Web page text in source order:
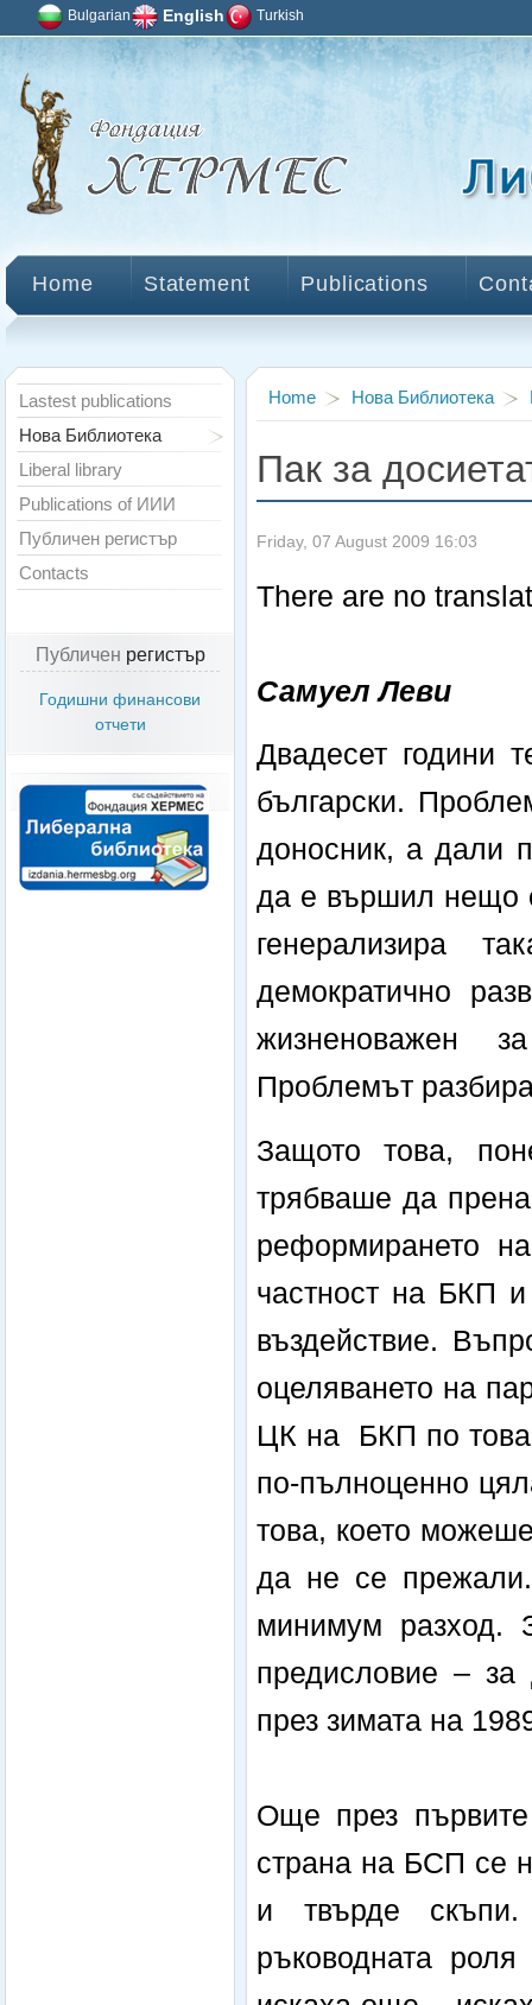
Bulgarian English Turkish
Home Statement Publications
Home Нова Библиотека
Пак за
Friday, 07 August 2009 16:03
There are no
Самуел Леви
Двадесет години
български.
доносник, а дали
да е вършил нещо
генерализира
демократично
жизненоважен
Проблемът
Защото това,
трябваше да
реформирането
частност на БКП
въздействие.
оцеляването на
ЦК на БКП по
по-пълноценно
това, което
да не се
минимум разход.
предисловие – за
през зимата на
Още през
страна на БСП се
и твърде скъпи.
ръководната
Lastest publications
Нова Библиотека
Liberal library
Publications of ИИИ
Публичен регистър
Contacts
Публичен регистър
Годишни финансови
отчети